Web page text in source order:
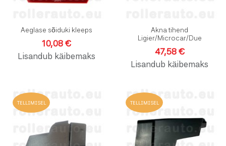
Aeglase sõiduki kleeps
10,08 €
Lisandub käibemaks
Akna tihend
Ligier/Microcar/Due
47,58 €
Lisandub käibemaks
TELLIMISEL Lisa soovinimekirja
Lisa võrdlusesse
Kiirvaade
TELLIMISEL